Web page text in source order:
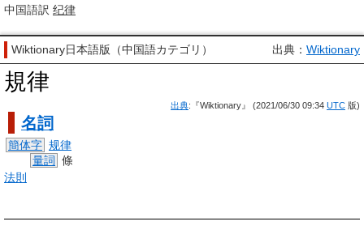
中国語訳 纪律
Wiktionary日本語版（中国語カテゴリ） 出典： Wiktionary
規律
出典:『Wiktionary』 (2021/06/30 09:34 UTC 版)
名詞
簡体字 规律
量詞 條
法則